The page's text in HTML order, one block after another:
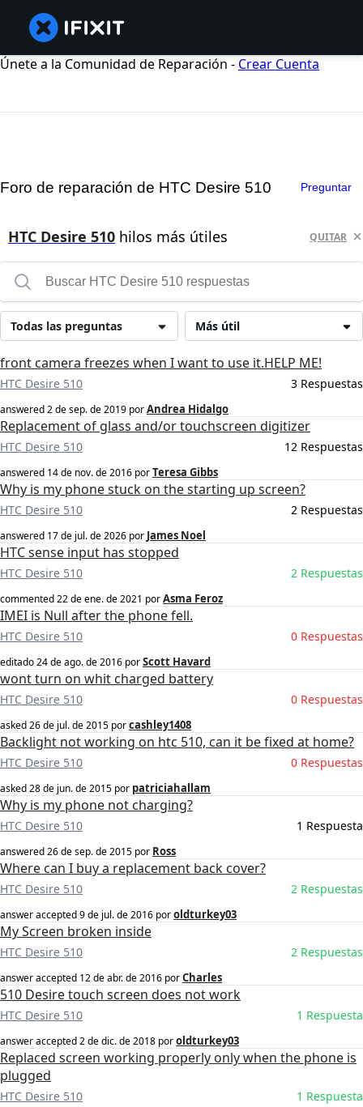
Únete a la Comunidad de Reparación - Crear Cuenta
Foro de reparación de HTC Desire 510 Preguntar
HTC Desire 510 hilos más útiles QUITAR
Más útil
Todas las preguntas
front camera freezes when I want to use it.HELP ME!
HTC Desire 510 3 Respuestas
answered2 de sep. de 2019 porAndrea Hidalgo
Replacement of glass and/or touchscreen digitizer
HTC Desire 510 12 Respuestas
answered 14 de nov. de 2016 porTeresa Gibbs
Why is my phone stuck on the starting up screen?
HTC Desire 510 2 Respuestas
answered 17 de jul. de 2026 por James Noel
HTC sense input has stopped
HTC Desire 510 2 Respuestas
commented22 de ene. de 2021 porAsma Feroz
IMEI is Null after the phone fell.
HTC Desire 510 0 Respuestas
editado24 de ago. de 2016 porScott Havard
wont turn on whit charged battery
HTC Desire 510 0 Respuestas
asked26 de jul. de 2015 porcashley1408
Backlight not working on htc 510, can it be fixed at home?
HTC Desire 510 0 Respuestas
asked28 de jun. de 2015 por patriciahallam
Why is my phone not charging?
HTC Desire 510 1 Respuesta
answered26 de sep. de 2015 por Ross
Where can I buy a replacement back cover?
HTC Desire 510 2 Respuestas
answer accepted9 de jul. de 2016 poroldturkey03
My Screen broken inside
HTC Desire 510 2 Respuestas
answer accepted 12 de abr. de 2016 porCharles
510 Desire touch screen does not work
HTC Desire 510 1 Respuesta
answer accepted2 de dic. de 2018 poroldturkey03
Replaced screen working properly only when the phone is
plugged
HTC Desire 510 1 Respuesta